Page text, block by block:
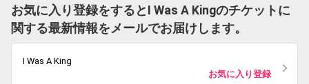
お気に入り登録をするとI Was A Kingのチケットに
関する最新情報をメールでお届けします。
I Was A King
お気に入り登録